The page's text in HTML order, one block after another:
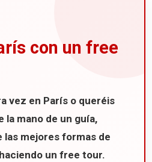
con un free
vez en París o queréis
la mano de un guía,
las mejores formas de
un free tour.